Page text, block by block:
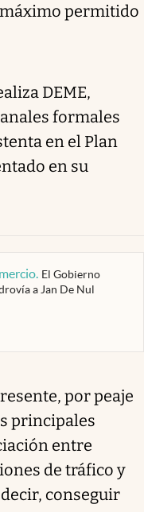
máximo permitido
DEME,
formales
en el Plan
en su
. El Gobierno
a Jan De Nul
por peaje
principales
entre
de tráfico y
conseguir